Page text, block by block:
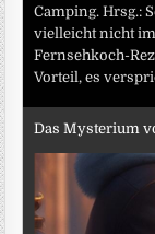
Camping. Hrsg.:
vielleicht nicht
Fernsehkoch-
Vorteil, es
Das Mysterium